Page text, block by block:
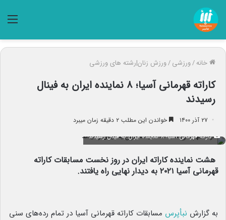
خانه/ورزشی/ورزش زنان|رشته های ورزشی
کاراته قهرمانی آسیا؛ ۸ نماینده ایران به فینال
رسیدند
۲۷ آذر ۱۴۰۰ خواندن این مطلب ۲ دقیقه زمان میبرد
کاراته قهرمانی آسیا؛ ۸ نماینده ایران به فینال رسیدند
هشت نماینده کاراته ایران در روز نخست مسابقات کاراته
قهرمانی آسیا ۲۰۲۱ به دیدار نهایی راه یافتند.
به گزارش نبأپرس مسابقات کاراته قهرمانی آسیا در تمام رده‌های سنی